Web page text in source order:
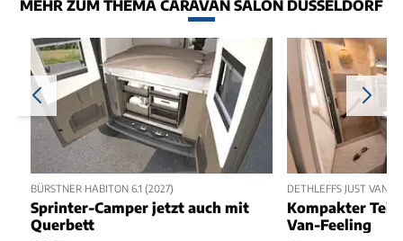
MEHR ZUM THEMA CARAVAN SALON DÜSSELDORF
BÜRSTNER HABITON 6.1 (2027)
Sprinter-Camper jetzt auch mit
Querbett
DETHLEFFS JUST VAN
Kompakter
Van-Feeling